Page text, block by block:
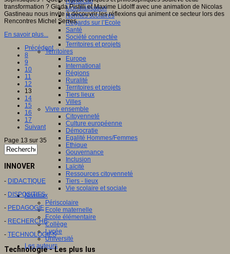
Mondialisation
Normes scolaires
Regards sur l’Ecole
Santé
Société connectée
Territoires et projets
Territoires
Europe
International
Régions
Ruralité
Territoires et projets
Tiers lieux
Villes
Vivre ensemble
Citoyenneté
Culture européenne
Démocratie
Egalité Hommes/Femmes
Ethique
Gouvernance
Inclusion
Laïcité
Ressources citoyenneté
Tiers - lieux
Vie scolaire et sociale
Niveaux
Périscolaire
Ecole maternelle
Ecole élémentaire
Collège
Lycée
Université
Les auteurs
transformation ? Giada Pistilli et Maxime Lidolff avec une animation de Nicolas
Gastineau nous invite à découvrir les réflexions qui animent ce secteur lors des
Rencontres Michel Serres.
En savoir plus...
Précédent
8
9
10
11
12
13
14
15
16
17
Suivant
Page 13 sur 35
INNOVER
- DIDACTIQUE
- DISPOSITIFS
- PEDAGOGIE
- RECHERCHE
- TECHNOLOGIES
Technologie - Les plus lus